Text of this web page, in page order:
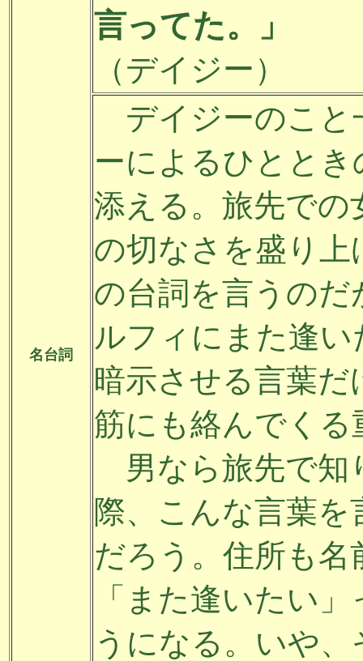
名台詞
言ってた。」
（デイジー）
デイジーのこと
ーによるひとと
添える。旅先での
の切なさを盛り
の台詞を言うの
ルフィにまた逢
暗示させる言葉
筋にも絡んでく
男なら旅先で知
際、こんな言葉
だろう。住所も
「また逢いたい
うになる。いや